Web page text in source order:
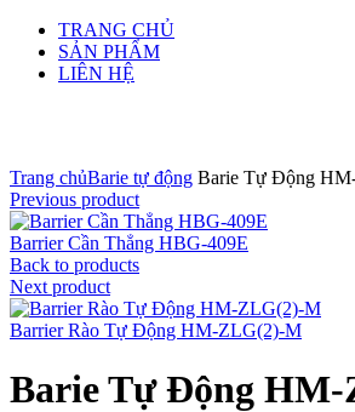
TRANG CHỦ
SẢN PHẨM
LIÊN HỆ
Trang chủBarie tự động Barie Tự Động
Previous product
Barrier Cần Thẳng HBG-409E
Back to products
Next product
Barrier Rào Tự Động HM-ZLG(2)-M
Barie Tự Động